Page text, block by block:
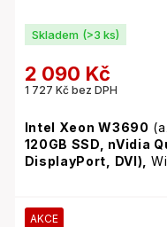
Skladem (>3 ks)
1 727 Kč bez DPH
2 090 Kč
Intel Xeon W3690
120GB SSD, nVidia
DisplayPort, DVI),
AKCE